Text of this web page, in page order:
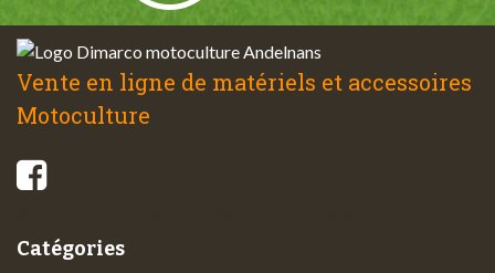
Vente en ligne de matériels et accessoires
Motoculture
Catégories